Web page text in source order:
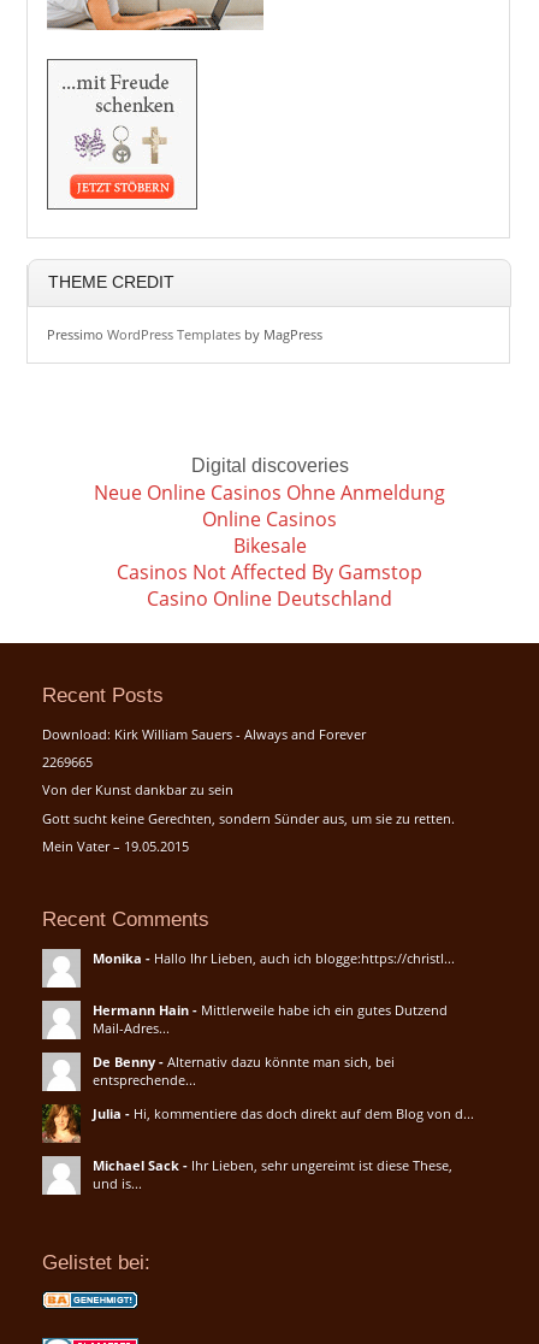
THEME CREDIT
PressimoWordPress Templates by MagPress
Digital discoveries
Neue Online Casinos Ohne Anmeldung
Online Casinos
Bikesale
Casinos Not Affected By Gamstop
Casino Online Deutschland
Recent Posts
Download: Kirk William Sauers - Always and Forever
2269665
Von der Kunst dankbar zu sein
Gott sucht keine Gerechten, sondern Sünder aus, um sie zu retten.
Mein Vater – 19.05.2015
Recent Comments
Monika - Hallo Ihr Lieben, auch ich blogge:https://christl...
Hermann Hain- Mittlerweile habe ich ein gutes Dutzend
Mail-Adres...
De Benny- Alternativ dazu könnte man sich, bei
entsprechende...
Julia - Hi, kommentiere das doch direkt auf dem Blog von d...
Michael Sack- Ihr Lieben, sehr ungereimt ist diese These,
und is...
Gelistet bei: